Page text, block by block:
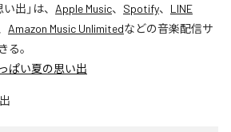
い出 」は、 Apple Music、 Spotify、 LINE
Amazon Music Unlimitedなどの音楽配信サ
る。
ぱい夏の思い出